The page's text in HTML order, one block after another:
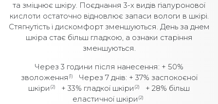
та зміцнює шкіру. Поєднання 3-х видів гіалуронової
кислоти остаточно відновлює запаси вологи в шкірі.
Стягнутість і дискомфорт зменшуються. День за днем
шкіра стає більш гладкою, а ознаки старіння
зменшуються.
Через 3 години після нанесення: + 50%
зволоження (1)
Через 7 днів: + 37% заспокоєної
шкіри (2) + 33% гладкої шкіри (2)
+ 28% більш
еластичної шкіри (2)